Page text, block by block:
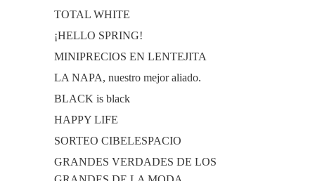
TOTAL WHITE
¡HELLO SPRING!
MINIPRECIOS EN LENTEJITA
LA NAPA, nuestro mejor aliado.
BLACK is black
HAPPY LIFE
SORTEO CIBELESPACIO
GRANDES VERDADES DE LOS